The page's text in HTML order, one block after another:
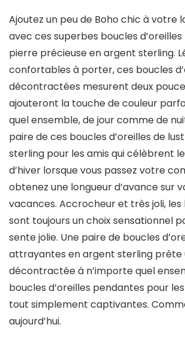
Ajoutez un peu de Boho chic à votre
avec ces superbes boucles
pierre précieuse en argent sterling.
confortables à porter, ces boucles
décontractées mesurent deux
ajouteront la touche de couleur
quel ensemble, de jour comme de
paire de ces boucles d’oreilles de
sterling pour les amis qui célèbrent
d’hiver lorsque vous passez votre
obtenez une longueur d’avance sur
vacances. Accrocheur et très joli, les
sont toujours un choix sensationnel
sente jolie. Une paire de boucles
attrayantes en argent sterling prête
décontractée à n’importe quel
boucles d’oreilles pendantes pour
tout simplement captivantes.
aujourd’hui.